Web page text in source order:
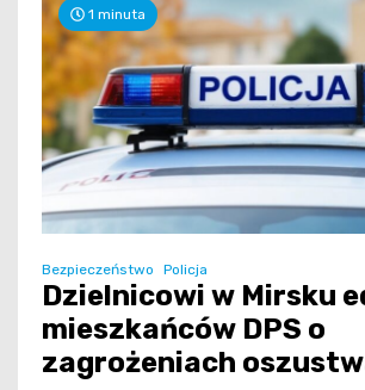
1 minuta
Bezpieczeństwo Policja
Dzielnicowi w Mirsku
mieszkańców DPS o
zagrożeniach